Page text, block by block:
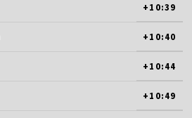
+10:39
+10:40
+10:44
+10:49